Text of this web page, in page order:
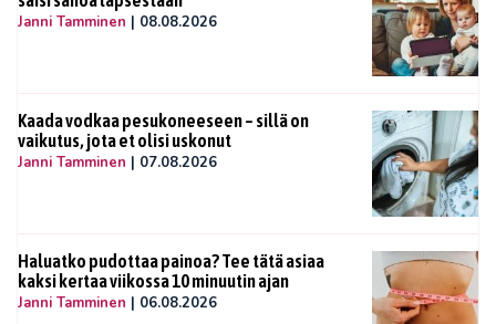
Janni Tamminen | 08.08.2026
Kaada vodkaa pesukoneeseen – sillä on
vaikutus, jota et olisi uskonut
Janni Tamminen | 07.08.2026
Haluatko pudottaa painoa? Tee tätä asiaa
kaksi kertaa viikossa 10 minuutin ajan
Janni Tamminen | 06.08.2026